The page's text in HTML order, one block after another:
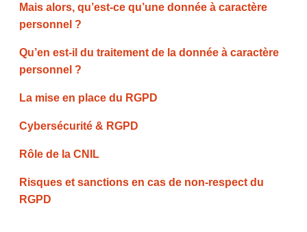
Mais alors, qu’est-ce qu’une donnée à caractère
personnel ?
Qu’en est-il du traitement de la donnée à caractère
personnel ?
La mise en place du RGPD
Cybersécurité & RGPD
Rôle de la CNIL
Risques et sanctions en cas de non-respect du
RGPD